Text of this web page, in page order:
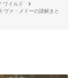
ワイルド
ァ・メドーの謎解きと